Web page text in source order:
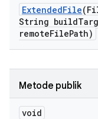
ExtendedFile
String build
remoteFilePath)
Metode publik
void